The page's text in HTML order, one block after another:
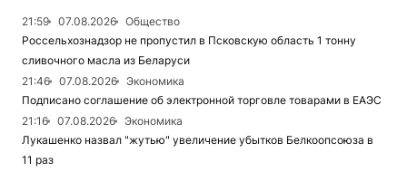
21:59 07.08.2026
Общество
Россельхознадзор не пропустил в Псковскую область 1 тонну
сливочного масла из Беларуси
21:46
07.08.2026
Экономика
Подписано соглашение об электронной торговле товарами в ЕАЭС
21:16
07.08.2026
Экономика
Лукашенко назвал "жутью" увеличение убытков Белкоопсоюза в
11 раз